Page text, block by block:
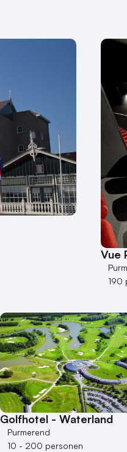
Vue
190
Golfhotel - Waterland
Purmerend
10 - 200 personen